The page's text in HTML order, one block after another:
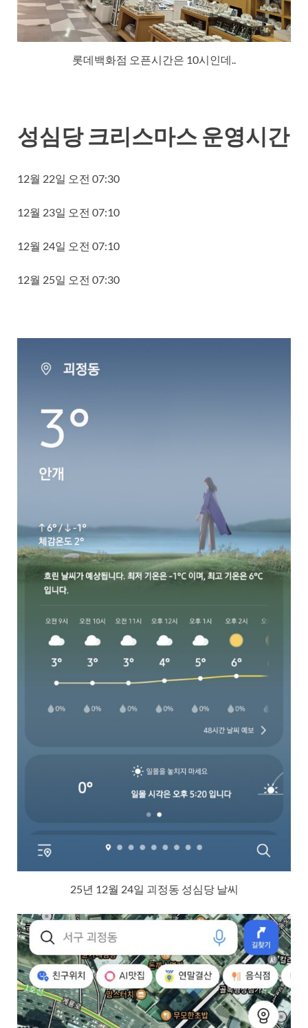
롯데백화점 오픈시간은 10시인데..
성심당 크리스마스 운영시간
12월 22일 오전 07:30
12월 23일 오전 07:10
12월 24일 오전 07:10
12월 25일 오전 07:30
25년 12월 24일 괴정동 성심당 날씨